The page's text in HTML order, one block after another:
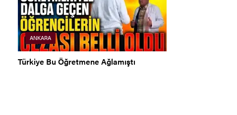
ANKARA
Türkiye Bu Öğretmene Ağlamıştı